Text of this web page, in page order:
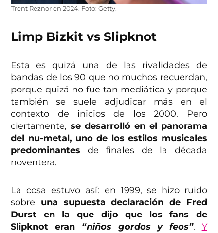
Trent Reznor en 2024. Foto: Getty.
Limp Bizkit vs Slipknot
Esta es quizá una de las rivalidades de
bandas de los 90 que no muchos recuerdan,
porque quizá no fue tan mediática y porque
también se suele adjudicar más en el
contexto de inicios de los 2000. Pero
ciertamente,se desarrolló en el panorama
del nu-metal, uno de los estilos musicales
predominantes de finales de la década
noventera.
La cosa estuvo así: en 1999, se hizo ruido
sobre una supuesta declaración de Fred
Durst en la que dijo que los fans de
Slipknot eran “niños gordos y feos”. Y